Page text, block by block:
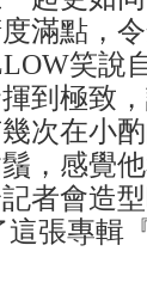
滿點，
笑說
到極致
次在小
，感覺
者會造
這張專輯